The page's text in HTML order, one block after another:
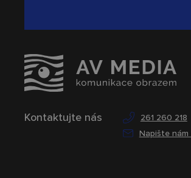
Kontaktujte nás
261 260 218
Napište nám